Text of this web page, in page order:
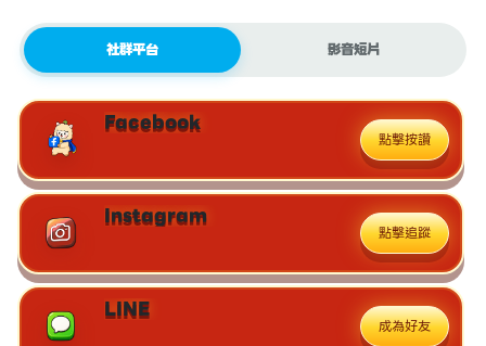
社群平台 影音短片
Facebook
點擊按讚
Instagram
點擊追蹤
LINE
成為好友